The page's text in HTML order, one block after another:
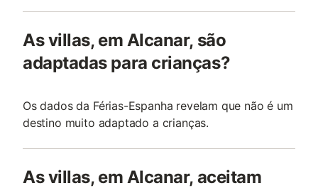
As villas, em Alcanar, são
adaptadas para crianças?
Os dados da Férias-Espanha revelam que não é um
destino muito adaptado a crianças.
As villas, em Alcanar, aceitam